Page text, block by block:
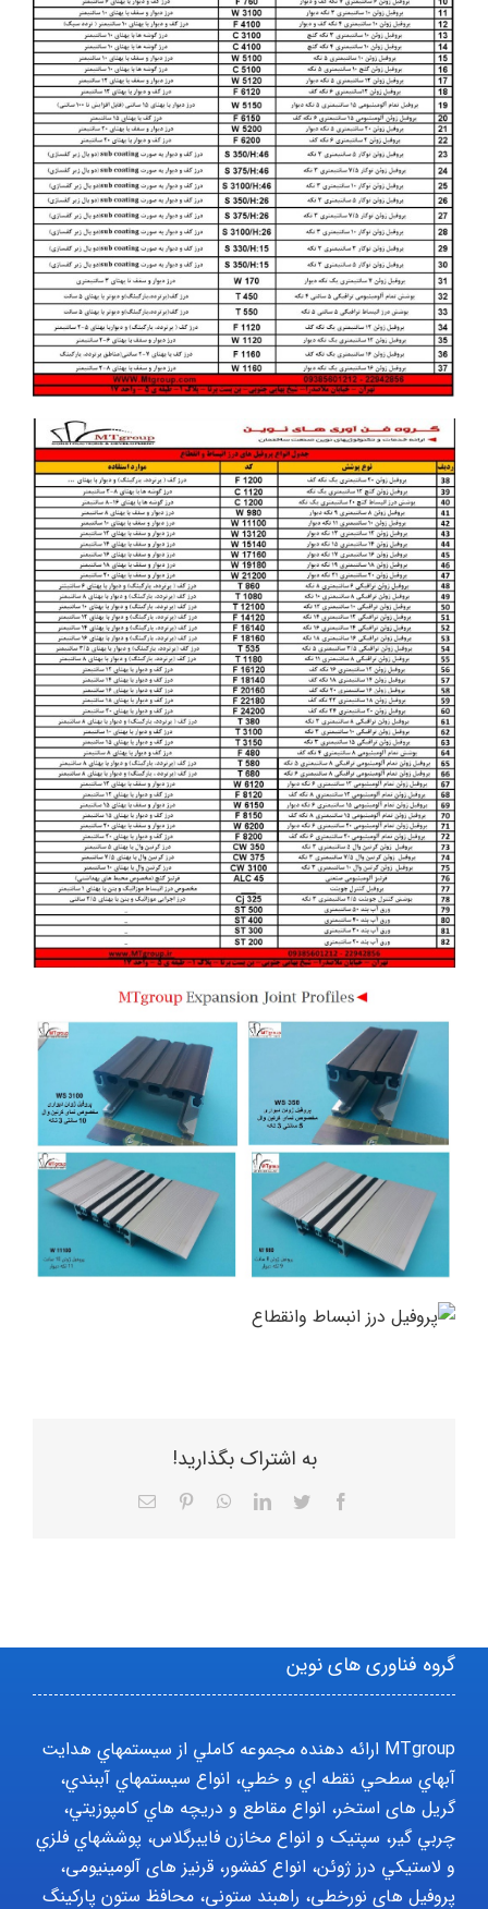
به اشتراک بگذارید!
Facebook
Twitter
LinkedIn
WhatsApp
Pinterestایمیل
گروه فناوری های نوین
MTgroup ارائه دهنده مجموعه کاملي از سيستمهاي هدايت
آبهاي سطحي نقطه اي و خطي، انواع سيستمهاي آببندي،
گریل های استخر، انواع مقاطع و دريچه هاي کامپوزيتي،
چربي گير، سپتيک و انواع مخازن فايبرگلاس، پوششهاي فلزي
و لاستيکي درز ژوئن، انواع کفشور، قرنیز های آلومینیومی،
پروفیل های نورخطی، راهبند ستونی، محافظ ستون پارکينگ